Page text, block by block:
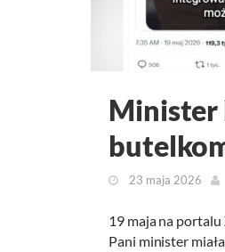
Minister
23 maja 2026
19 maja na
Pani minister